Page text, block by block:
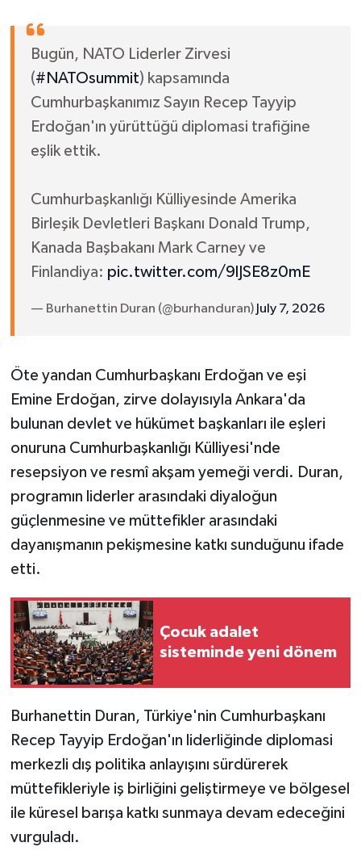
Bugün, NATO Liderler Zirvesi
(#NATOsummit) kapsamında
Cumhurbaşkanımız Sayın Recep Tayyip
Erdoğan'ın yürüttüğü diplomasi trafiğine
eşlik ettik.
Cumhurbaşkanlığı Külliyesinde Amerika
Birleşik Devletleri Başkanı Donald Trump,
Kanada Başbakanı Mark Carney ve
Finlandiya: pic.twitter.com/9lJSE8z0mE
— Burhanettin Duran (@burhanduran) July 7, 2026
Öte yandan Cumhurbaşkanı Erdoğan ve eşi
Emine Erdoğan, zirve dolayısıyla Ankara'da
bulunan devlet ve hükümet başkanları ile eşleri
onuruna Cumhurbaşkanlığı Külliyesi'nde
resepsiyon ve resmî akşam yemeği verdi. Duran,
programın liderler arasındaki diyaloğun
güçlenmesine ve müttefikler arasındaki
dayanışmanın pekişmesine katkı sunduğunu ifade
etti.
Çocuk adalet
sisteminde yeni dönem
Burhanettin Duran, Türkiye'nin Cumhurbaşkanı
Recep Tayyip Erdoğan'ın liderliğinde diplomasi
merkezli dış politika anlayışını sürdürerek
müttefikleriyle iş birliğini geliştirmeye ve bölgesel
ile küresel barışa katkı sunmaya devam edeceğini
vurguladı.